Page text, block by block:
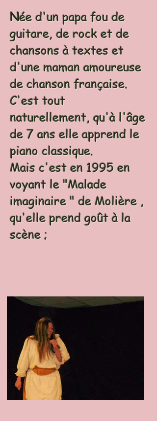
Née d'un papa fou de
guitare, de rock et de
chansons à textes et
d'une maman amoureuse
de chanson française.
C'est tout
naturellement, qu'à l'âge
de 7 ans elle apprend le
piano classique.
Mais c'est en 1995 en
voyant le "Malade
imaginaire " de Molière ,
qu'elle prend goût à la
scène ;